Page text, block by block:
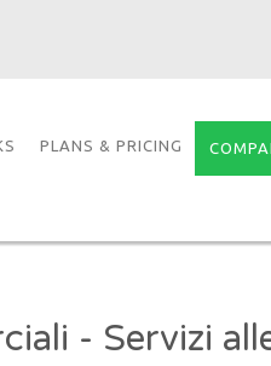
PLANS & PRICING
- Servizi